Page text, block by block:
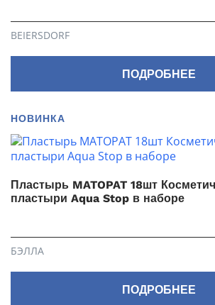
BEIERSDORF
ПОДРОБНЕЕ
НОВИНКА
Пластырь MATOPAT 18шт
пластыри Aqua Stop в наборе
БЭЛЛА
ПОДРОБНЕЕ